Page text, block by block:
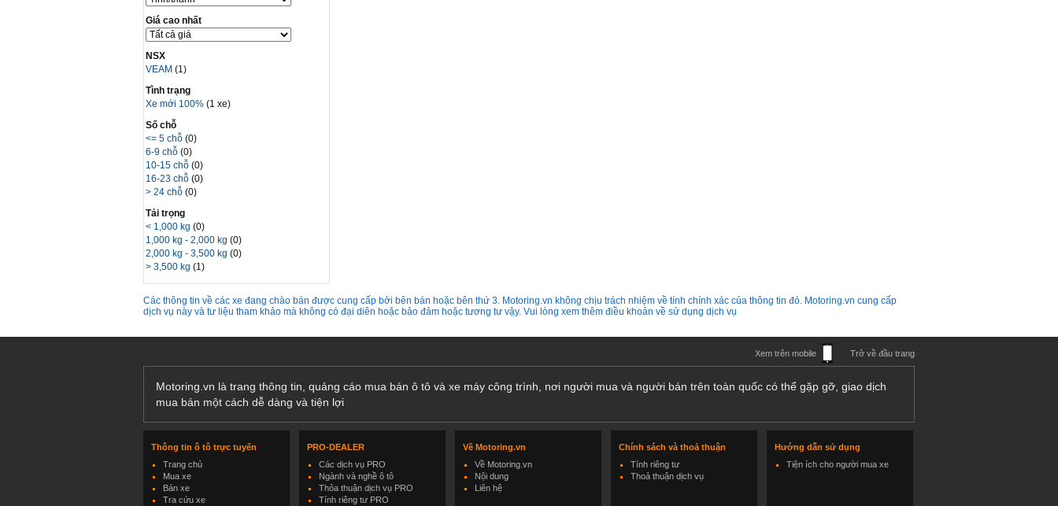
Giá cao nhất
NSX
VEAM(1)
Tình trạng
Xe mới 100% (1 xe)
Số chỗ
<= 5 chỗ(0)
6-9 chỗ(0)
10-15 chỗ(0)
16-23 chỗ(0)
> 24 chỗ(0)
Tải trọng
< 1,000 kg(0)
1,000 kg - 2,000 kg(0)
2,000 kg - 3,500 kg(0)
> 3,500 kg(1)
Các thông tin về các xe đang chào bán được cung cấp bởi bên bán hoặc bên thứ 3. Motoring.vn không chịu trách nhiệm về tính chính xác của thông tin đó. Motoring.vn cung cấp
dịch vụ này và tư liệu tham khảo mà không có đại diên hoặc bảo đảm hoặc tương tư vậy. Vui lòng xem thêm điều khoản về sử dụng dịch vụ
Xem trên mobile Trở về đầu trang
Motoring.vn là trang thông tin, quảng cáo mua bán ô tô và xe máy công trình, nơi người mua và người bán trên toàn quốc có thể gặp gỡ, giao dịch
mua bán một cách dễ dàng và tiện lợi
Thông tin ô tô trực tuyến
Trang chủ
Mua xe
Bán xe
Tra cứu xe
PRO-DEALER
Các dịch vụ PRO
Ngành và nghề ô tô
Thỏa thuận dịch vụ PRO
Tính riêng tư PRO
Về Motoring.vn
Về Motoring.vn
Nội dung
Liên hệ
Chính sách và thoả thuận
Tính riêng tư
Thoả thuận dịch vụ
Hướng dẫn sử dụng
Tiện ích cho người mua xe